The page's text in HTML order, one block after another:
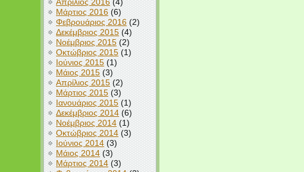
Μάρτιος 2016 (6)
Φεβρουάριος 2016 (2)
Δεκέμβριος 2015 (4)
Νοέμβριος 2015 (2)
Οκτώβριος 2015 (1)
Ιούνιος 2015 (1)
Μάιος 2015 (3)
Απρίλιος 2015 (2)
Μάρτιος 2015 (3)
Ιανουάριος 2015 (1)
Δεκέμβριος 2014 (6)
Νοέμβριος 2014 (1)
Οκτώβριος 2014 (3)
Ιούνιος 2014 (3)
Μάιος 2014 (3)
Μάρτιος 2014 (3)